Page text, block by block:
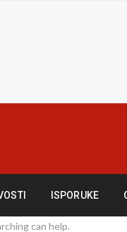
ISPORUKE
can help.